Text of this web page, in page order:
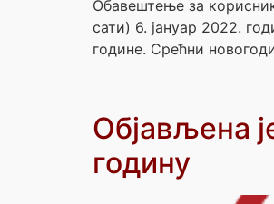
Обавештење за
сати) 6. јануар 2022.
године. Срећни
Објављена
годину